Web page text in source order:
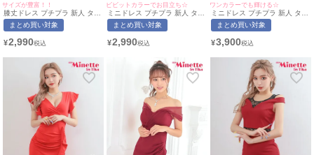
サイズが豊富！！
膝丈ドレス プチプラ 新人 タイ
ト ワンピース ノースリーブ 低
身長 胸元隠し 背中魅せ スクエ
赤 キャバドレス (ひなたまる着
myMinette/マイミネット
まとめ買い対象
¥2,990
ビビットカラーでお目立ち☆
ミニドレス プチプラ 新人 タイ
ト ワンピース ノースリーブ ド
ット柄 低身長 胸元隠し 背中魅
赤 キャバドレス (林姫奈妙着
myMinette/マイミネット
まとめ買い対象
¥2,990
ワンカラーでも輝ける☆
ミニドレス プチプラ 新人 タイ
ト ラウンジ ワンショル 半袖
低身長 胸元隠し 同伴 ウエスト
用/S~XLサイズ対応) |
まとめ買い対象
¥3,900